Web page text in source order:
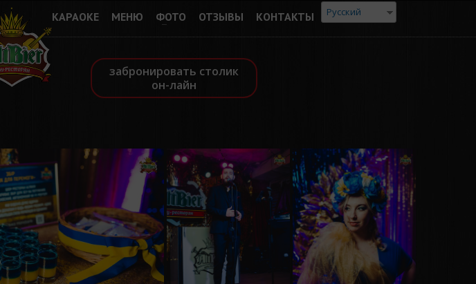
КАРАОКЕ МЕНЮ ФОТО ОТЗЫВЫ КОНТАКТЫ Русский
забронировать столик
он-лайн